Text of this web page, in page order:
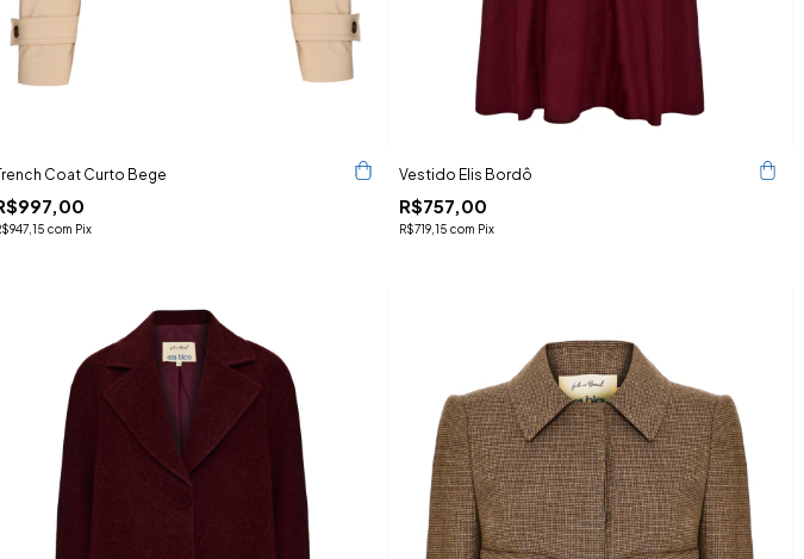
Coat Curto Bege
com Pix
Vestido Elis Bordô
R$757,00
R$719,15 com Pix